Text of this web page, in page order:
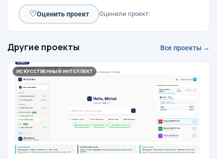
♡Оценить проект Оценили проект:
Другие проекты Все проекты →
ИСКУССТВЕННЫЙ ИНТЕЛЛЕКТ